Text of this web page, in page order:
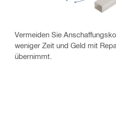
Vermeiden Sie
weniger Zeit und Geld mit
übernimmt.